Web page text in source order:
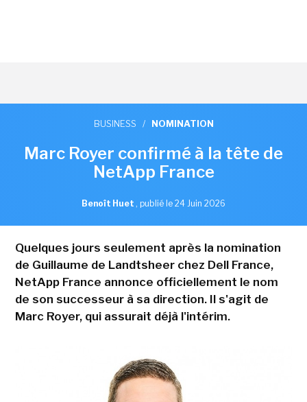
BUSINESS / NOMINATION
Marc Royer confirmé à la tête de
NetApp France
Benoît Huet , publié le 24 Juin 2026
Quelques jours seulement après la nomination
de Guillaume de Landtsheer chez Dell France,
NetApp France annonce officiellement le nom
de son successeur à sa direction. Il s'agit de
Marc Royer, qui assurait déjà l'intérim.